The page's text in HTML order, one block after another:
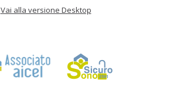
Vai alla versione Desktop